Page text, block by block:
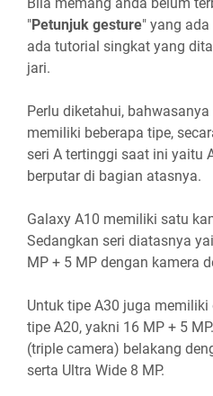
Bila memang anda belum
"Petunjuk gesture" yang
ada tutorial singkat yang
jari.
Perlu diketahui,
memiliki beberapa tipe,
seri A tertinggi saat ini yaitu
berputar di bagian atasnya.
Galaxy A10 memiliki satu
Sedangkan seri diatasnya
MP + 5 MP dengan kamera
Untuk tipe A30 juga
tipe A20, yakni 16 MP + 5
(triple camera) belakang
serta Ultra Wide 8 MP.